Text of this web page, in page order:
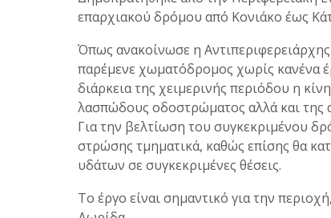
επαρχιακού δρόμου από Κονιάκο έως
Όπως ανακοίνωσε η
παρέμενε χωματόδρομος χωρίς κανένα
διάρκεια της χειμερινής περιόδου η
λασπώδους οδοστρώματος αλλά και της
Για την βελτίωση του συγκεκριμένου
στρώσης τμηματικά, καθώς επίσης θα
υδάτων σε συγκεκριμένες θέσεις.
Το έργο είναι σημαντικό για την